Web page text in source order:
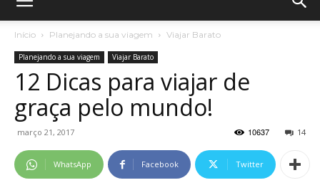
Guria
Início Planejando a sua viagem Viajar Barato
Planejando a sua viagem Viajar Barato
12 Dicas para viajar de
graça pelo mundo!
março 21, 2017 14
10637
WhatsApp Facebook Twitter